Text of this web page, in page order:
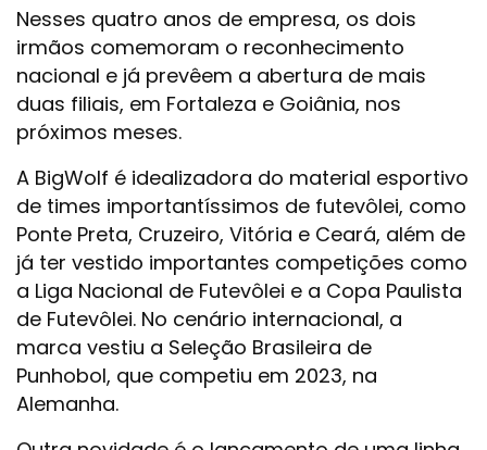
Nesses quatro anos de empresa, os dois
irmãos comemoram o reconhecimento
nacional e já prevêem a abertura de mais
duas filiais, em Fortaleza e Goiânia, nos
próximos meses.
A BigWolf é idealizadora do material esportivo
de times importantíssimos de futevôlei, como
Ponte Preta, Cruzeiro, Vitória e Ceará, além de
já ter vestido importantes competições como
a Liga Nacional de Futevôlei e a Copa Paulista
de Futevôlei. No cenário internacional, a
marca vestiu a Seleção Brasileira de
Punhobol, que competiu em 2023, na
Alemanha.